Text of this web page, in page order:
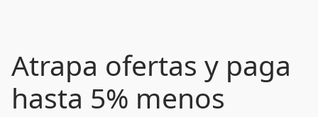
Atrapa ofertas y paga
hasta 5% menos